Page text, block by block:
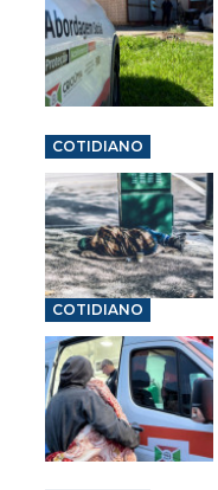
COTIDIANO
COTIDIANO